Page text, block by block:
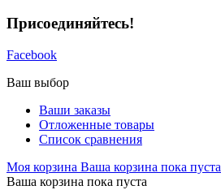
Присоединяйтесь!
Facebook
Ваш выбор
Ваши заказы
Отложенные товары
Список сравнения
Моя корзина Ваша корзина пока пуста
Ваша корзина пока пуста